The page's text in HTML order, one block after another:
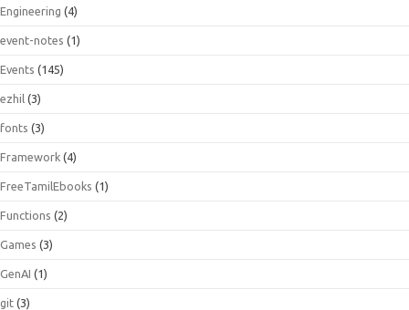
Engineering (4)
event-notes (1)
Events (145)
ezhil (3)
fonts (3)
Framework (4)
FreeTamilEbooks (1)
Functions (2)
Games (3)
GenAI (1)
git (3)